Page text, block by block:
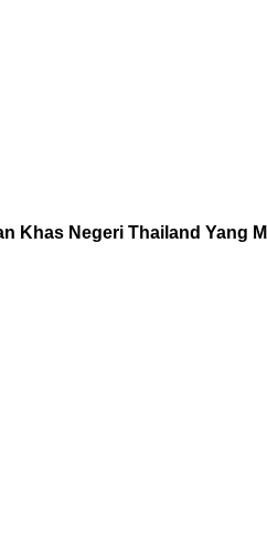
Khas Negeri Thailand Yang